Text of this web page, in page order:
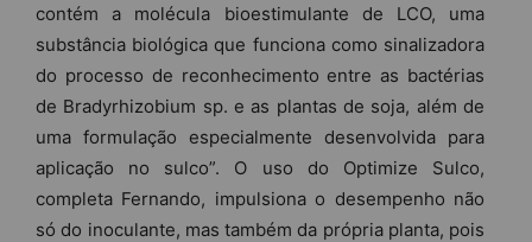
contém a molécula bioestimulante de LCO, uma
substância biológica que funciona como sinalizadora
do processo de reconhecimento entre as bactérias
de Bradyrhizobium sp. e as plantas de soja, além de
uma formulação especialmente desenvolvida para
aplicação no sulco”. O uso do Optimize Sulco,
completa Fernando, impulsiona o desempenho não
só do inoculante, mas também da própria planta, pois